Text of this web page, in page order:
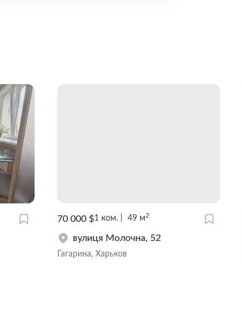
70 000 $1 ком. 49 м2
вулиця Молочна, 52
Гагарина, Харьков